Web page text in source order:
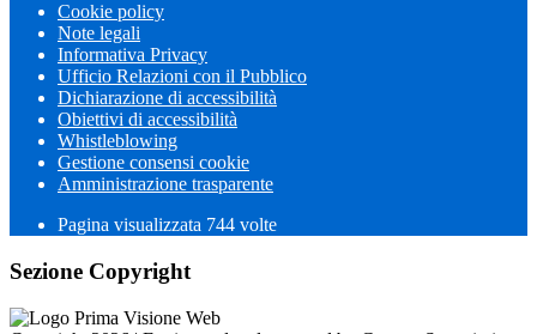
Cookie policy
Note legali
Informativa Privacy
Ufficio Relazioni con il Pubblico
Dichiarazione di accessibilità
Obiettivi di accessibilità
Whistleblowing
Gestione consensi cookie
Amministrazione trasparente
Pagina visualizzata 744 volte
Sezione Copyright